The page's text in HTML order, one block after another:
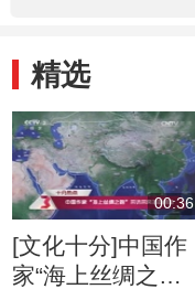
精选
00:36
[文化十分]中国作
家“海上丝绸之